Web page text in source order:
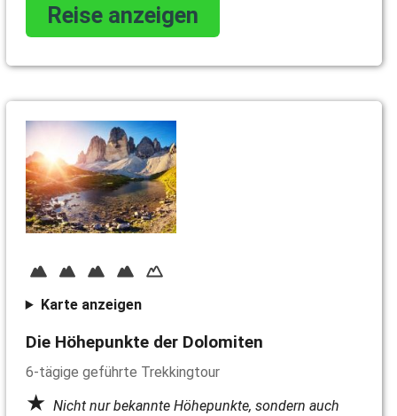
Reise anzeigen
Karte anzeigen
Die Höhepunkte der Dolomiten
6-tägige geführte Trekkingtour
Nicht nur bekannte Höhepunkte, sondern auch